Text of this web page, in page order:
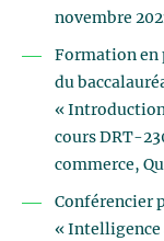
novembre
Formation en
du
«
cours DRT-
commerce,
Conférencier
« Intelligence